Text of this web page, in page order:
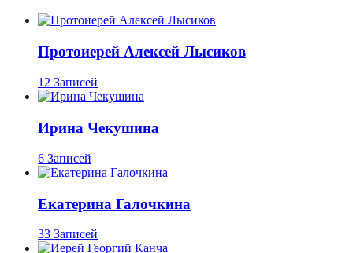
Протоиерей Алексей Лысиков
12 Записей
Ирина Чекушина
6 Записей
Екатерина Галочкина
33 Записей